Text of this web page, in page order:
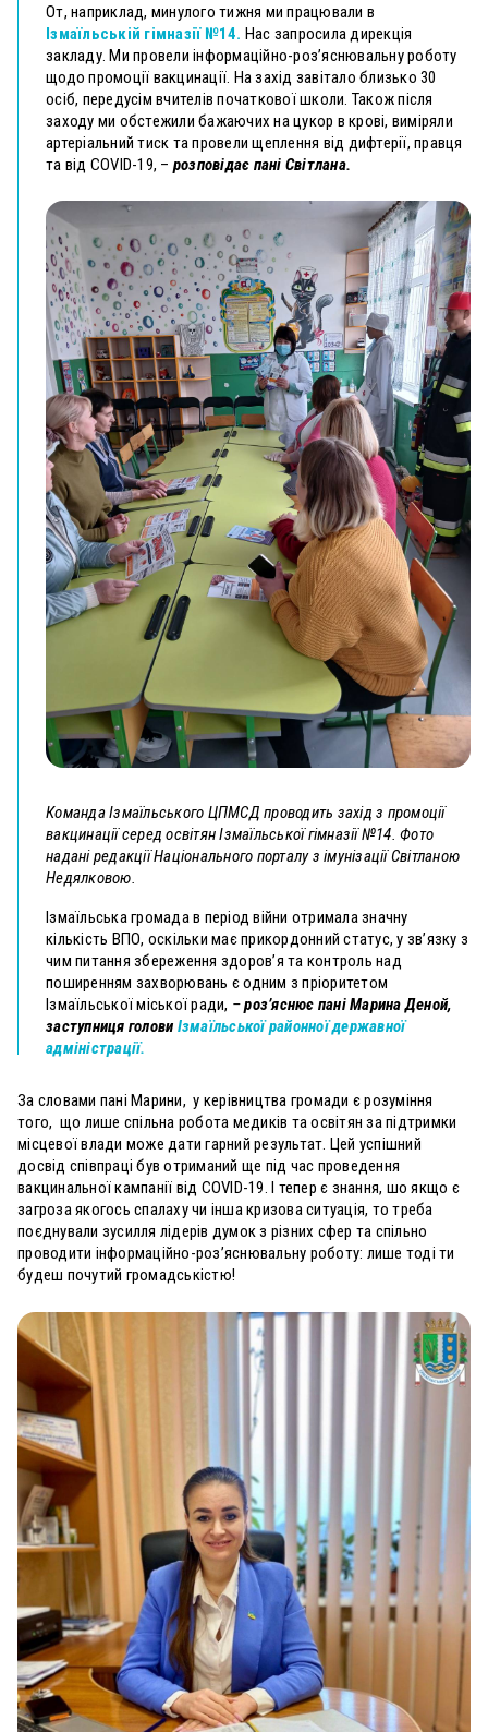
От, наприклад, минулого тижня ми працювали в
Ізмаїльській гімназії №14. Нас запросила дирекція
закладу. Ми провели інформаційно-роз’яснювальну роботу
щодо промоції вакцинації. На захід завітало близько 30
осіб, передусім вчителів початкової школи. Також після
заходу ми обстежили бажаючих на цукор в крові, виміряли
артеріальний тиск та провели щеплення від дифтерії, правця
та від СOVID-19, – розповідає пані Світлана.
Команда Ізмаїльського ЦПМСД проводить захід з промоції
вакцинації серед освітян Ізмаїльської гімназії №14. Фото
надані редакції Національного порталу з імунізації Світланою
Недялковою.
Ізмаїльська громада в період війни отримала значну
кількість ВПО, оскільки має прикордонний статус, у зв’язку з
чим питання збереження здоров’я та контроль над
поширенням захворювань є одним з пріоритетом
Ізмаїльської міської ради, –роз’яснює пані Марина Деной,
заступниця голови Ізмаїльської районної державної
адміністрації.
За словами пані Марини, у керівництва громади є розуміння
того, що лише спільна робота медиків та освітян за підтримки
місцевої влади може дати гарний результат. Цей успішний
досвід співпраці був отриманий ще під час проведення
вакцинальної кампанії від СOVID-19. І тепер є знання, шо якщо є
загроза якогось спалаху чи інша кризова ситуація, то треба
поєднували зусилля лідерів думок з різних сфер та спільно
проводити інформаційно-роз’яснювальну роботу: лише тоді ти
будеш почутий громадськістю!